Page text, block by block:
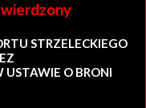
STRZELECKIEGO
O BRONI